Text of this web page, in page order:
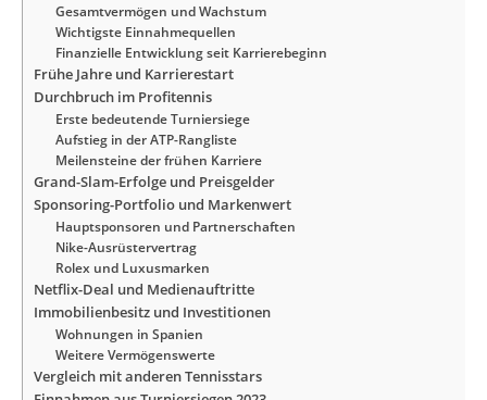
Gesamtvermögen und Wachstum
Wichtigste Einnahmequellen
Finanzielle Entwicklung seit Karrierebeginn
Frühe Jahre und Karrierestart
Durchbruch im Profitennis
Erste bedeutende Turniersiege
Aufstieg in der ATP-Rangliste
Meilensteine der frühen Karriere
Grand-Slam-Erfolge und Preisgelder
Sponsoring-Portfolio und Markenwert
Hauptsponsoren und Partnerschaften
Nike-Ausrüstervertrag
Rolex und Luxusmarken
Netflix-Deal und Medienauftritte
Immobilienbesitz und Investitionen
Wohnungen in Spanien
Weitere Vermögenswerte
Vergleich mit anderen Tennisstars